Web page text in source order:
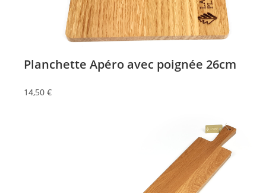
Planchette Apéro avec poignée 26cm
14,50 €